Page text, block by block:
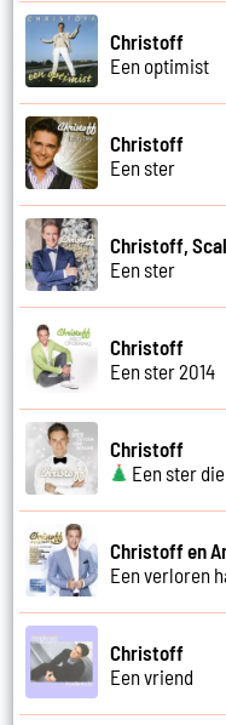
Christoff
Een optimist
Christoff
Een ster
Christoff,
Een ster
Christoff
Een ster 2014
Christoff
Een ster
Christoff en
Een verloren
Christoff
Een vriend